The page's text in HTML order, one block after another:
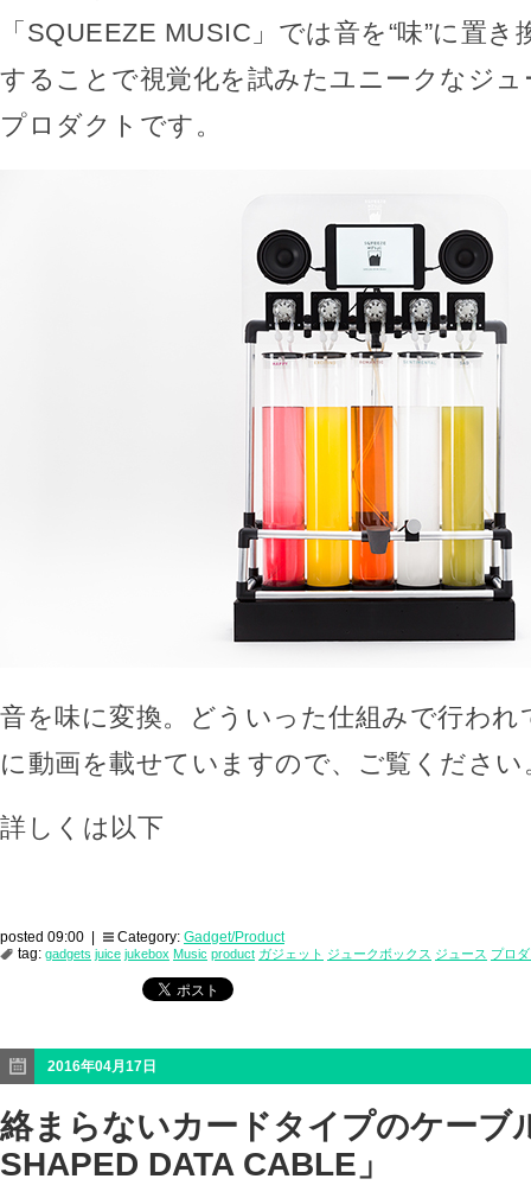
「SQUEEZE MUSIC」では音を“味”に置
することで視覚化を試みたユニークなジ
プロダクトです。
音を味に変換。どういった仕組みで行われ
に動画を載せていますので、ご覧ください
詳しくは以下
posted 09:00 | Category: Gadget/Product
tag: gadgets juice jukebox Music product ガジェット ジュークボックス ジュース プロ
2016年04月17日
絡まらないカードタイプのケーブ
SHAPED DATA CABLE」